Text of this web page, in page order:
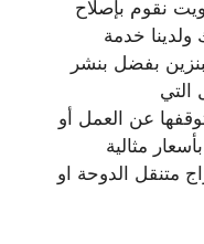
نقوم بإصلاح
خدمة
بفضل بنشر
التي
عن العمل أو
مثالية
متنقل الدوحة او